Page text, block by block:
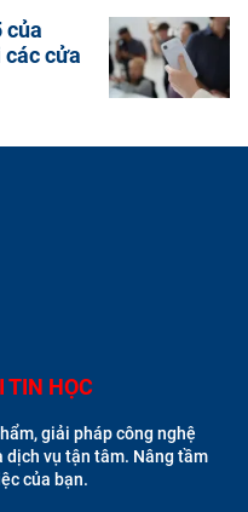
của
cửa
TIN HỌC
giải pháp công nghệ
dịch vụ tận tâm. Nâng tầm
của bạn.